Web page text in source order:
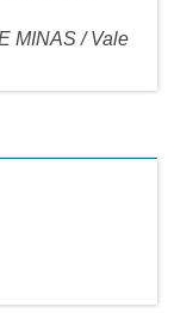
MINAS / Vale